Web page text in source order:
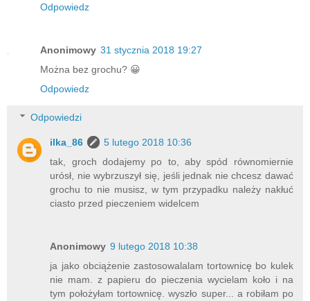
Odpowiedz
Anonimowy 31 stycznia 2018 19:27
Można bez grochu? 😀
Odpowiedz
Odpowiedzi
ilka_86
5 lutego 2018 10:36
tak, groch dodajemy po to, aby spód równomiernie
urósł, nie wybrzuszył się, jeśli jednak nie chcesz dawać
grochu to nie musisz, w tym przypadku należy nakłuć
ciasto przed pieczeniem widelcem
Anonimowy 9 lutego 2018 10:38
ja jako obciążenie zastosowalalam tortownicę bo kulek
nie mam. z papieru do pieczenia wycielam koło i na
tym położyłam tortownicę. wyszło super... a robiłam po